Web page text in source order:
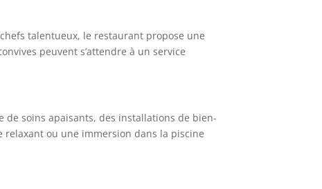
talentueux, le restaurant propose une
peuvent s’attendre à un service
de soins apaisants, des installations de bien-
ou une immersion dans la piscine